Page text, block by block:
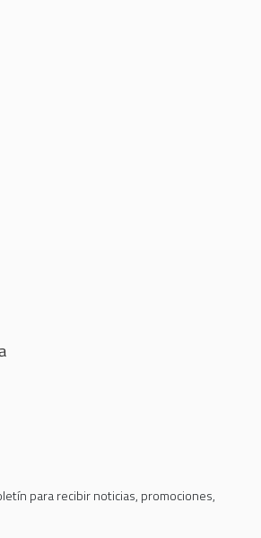
para recibir noticias, promociones,